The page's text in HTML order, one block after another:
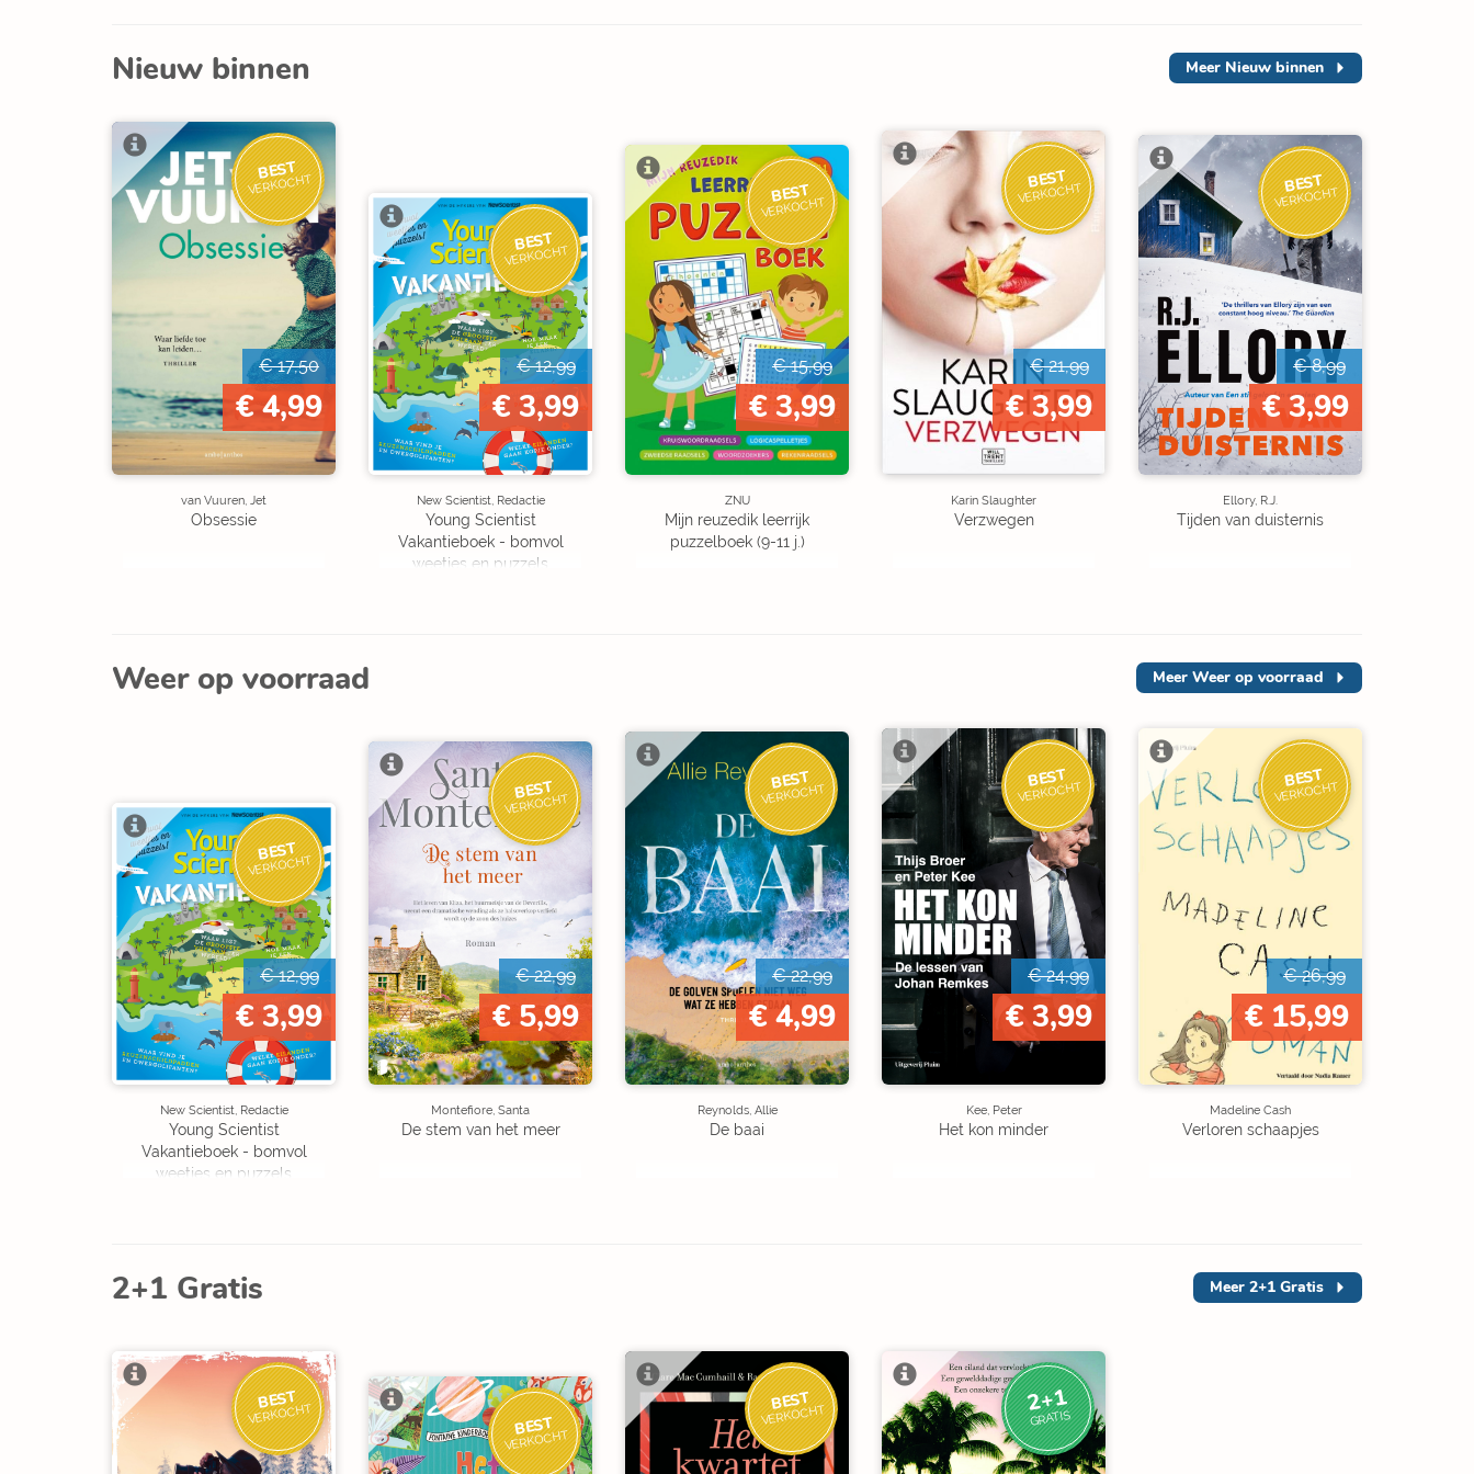
Nieuw binnen Meer Nieuw binnen
BEST
VERKOCHT
€ 17,50
€ 4,99
van Vuuren, Jet
Obsessie
BEST
VERKOCHT
€ 12,99
€ 3,99
New Scientist, Redactie
Young Scientist
Vakantieboek - bomvol
weetjes en puzzels
BEST
VERKOCHT
€ 15,99
€ 3,99
ZNU
Mijn reuzedik leerrijk
puzzelboek (9-11 j.)
BEST
VERKOCHT
€ 21,99
€ 3,99
Karin Slaughter
Verzwegen
BEST
VERKOCHT
€ 8,99
€ 3,99
Ellory, R.J.
Tijden van duisternis
Weer op voorraad Meer Weer op voorraad
BEST
VERKOCHT
€ 12,99
€ 3,99
New Scientist, Redactie
Young Scientist
Vakantieboek - bomvol
weetjes en puzzels
BEST
VERKOCHT
€ 22,99
€ 5,99
Montefiore, Santa
De stem van het meer
BEST
VERKOCHT
€ 22,99
€ 4,99
Reynolds, Allie
De baai
BEST
VERKOCHT
€ 24,99
€ 3,99
Kee, Peter
Het kon minder
BEST
VERKOCHT
€ 26,99
€ 15,99
Madeline Cash
Verloren schaapjes
2+1 Gratis Meer 2+1 Gratis
BEST
VERKOCHT BEST
VERKOCHT
BEST
VERKOCHT 2+1
GRATIS